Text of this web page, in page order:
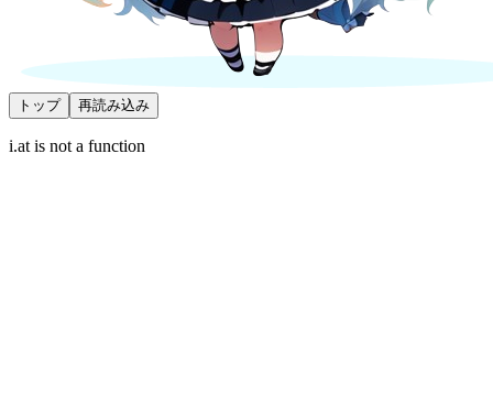
トップ 再読み込み
i.at is not a function